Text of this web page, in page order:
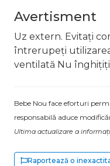
Avertisment
Uz extern. Evitați
întrerupeți
ventilată Nu înghițiți
Bebe Nou face eforturi
responsabilă aduce
Ultima actualizare a
Raportează o